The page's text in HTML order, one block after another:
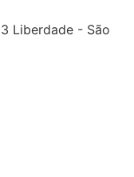
Liberdade - São